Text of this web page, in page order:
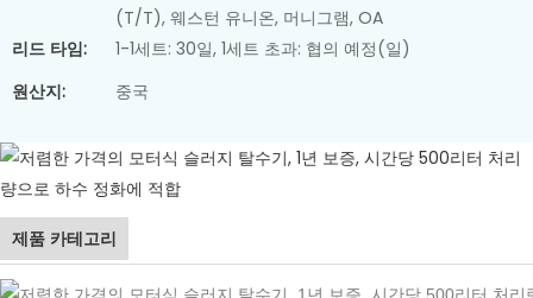
(T/T), 웨스턴 유니온, 머니그램, OA
리드 타임:
1-1세트: 30일, 1세트 초과: 협의 예정(일)
원산지:
중국
제품 카테고리